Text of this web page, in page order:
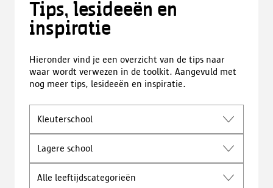
p
e
e
n
a
d
p
n
Tips, lesideeën en
inspiratie
Hieronder vind je een overzicht van de tips naar
waar wordt verwezen in de toolkit. Aangevuld met
nog meer tips, lesideeën en inspiratie.
Kleuterschool
Lagere school
Alle leeftijdscategorieën